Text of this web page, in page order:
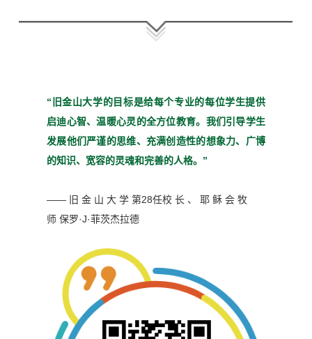
“旧金山大学的目标是给每个专业的每位学生提供
启迪心智、温暖心灵的全方位教育。 我们引导学生
发展他们严谨的思维、充满创造性的想象力、广博
的知识、宽容的灵魂和完善的人格。”
—— 旧 金 山 大 学 第28任校 长 、 耶 稣 会 牧
师 保罗·J·菲茨杰拉德